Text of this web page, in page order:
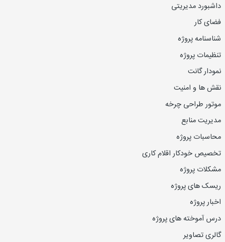
داشبورد مدیریتی
فضای کار
شناسنامه پروژه
تنظیمات پروژه
نمودار گانت
نقش ها و امنیت
موتور طراحی چرخه
مدیریت منابع
محاسبات پروژه
تخصیص خودکار اقلام کاری
مشکلات پروژه
ریسک های پروژه
اخبار پروژه
درس آموخته های پروژه
گالری تصاویر